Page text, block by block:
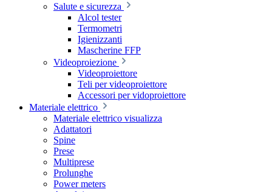
Salute e sicurezza
Alcol tester
Termometri
Igienizzanti
Mascherine FFP
Videoproiezione
Videoproiettore
Teli per videoproiettore
Accessori per vidoproiettore
Materiale elettrico
Materiale elettrico visualizza
Adattatori
Spine
Prese
Multiprese
Prolunghe
Power meters